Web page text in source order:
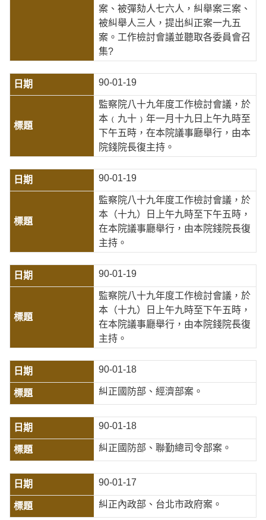
案、被彈劾人七六人，糾舉案三案、
被糾舉人三人，提出糾正案一九五
案。工作檢討會議並聽取各委員會召
集?
90-01-19
監察院八十九年度工作檢討會議，於
本﹙九十﹚年一月十九日上午九時至
下午五時，在本院議事廳舉行，由本
院錢院長復主持。
90-01-19
監察院八十九年度工作檢討會議，於
本（十九）日上午九時至下午五時，
在本院議事廳舉行，由本院錢院長復
主持。
90-01-19
監察院八十九年度工作檢討會議，於
本（十九）日上午九時至下午五時，
在本院議事廳舉行，由本院錢院長復
主持。
90-01-18
糾正國防部、經濟部案。
90-01-18
糾正國防部、聯勤總司令部案。
90-01-17
糾正內政部、台北市政府案。